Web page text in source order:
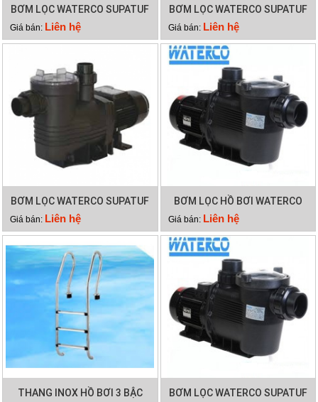
BƠM LỌC WATERCO SUPATUF
250
Giá bán: Liên hệ
BƠM LỌC WATERCO SUPATUF
200
Giá bán: Liên hệ
BƠM LỌC WATERCO SUPATUF
150
Giá bán: Liên hệ
BƠM LỌC HỒ BƠI WATERCO
SUPATUF
Giá bán: Liên hệ
THANG INOX HỒ BƠI 3 BẬC
BƠM LỌC WATERCO SUPATUF